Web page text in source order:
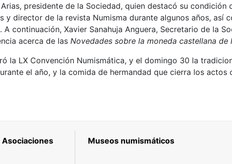
presidente de la Sociedad, quien destacó su
y director de la revista Numisma durante algunos años, así
A continuación, Xavier Sanahuja Anguera, Secretario de la
acerca de las Novedades sobre la moneda castellana de
la LX Convención Numismática, y el domingo 30 la
el año, y la comida de hermandad que cierra los actos
Museos numismáticos